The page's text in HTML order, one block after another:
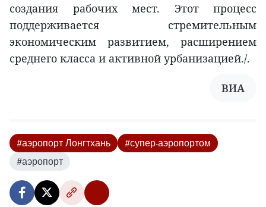
создания рабочих мест. Этот процесс
поддерживается стремительным
экономическим развитием, расширением
среднего класса и активной урбанизацией./.
ВИА
#аэропорт Лонгтхань
#супер-аэропортом
#аэропорт